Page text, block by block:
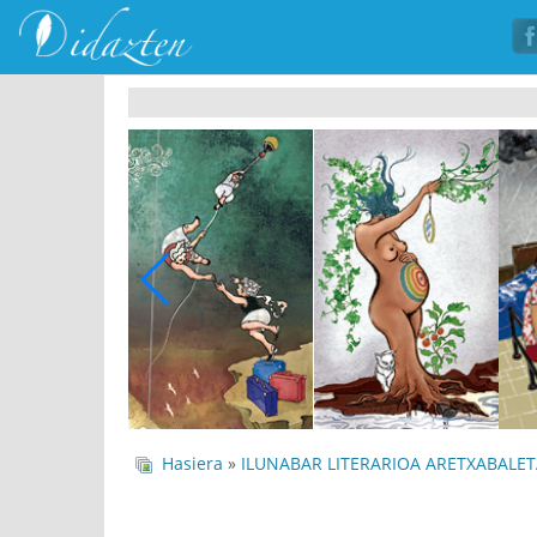
Hasiera » ILUNABAR LITERARIOA